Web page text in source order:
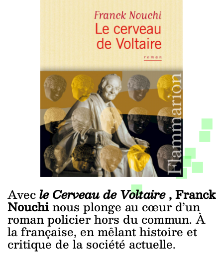
Avecle Cerveau de Voltaire, Franck
Nouchinous plonge au cœur d’un
roman policier hors du commun. À
la française, en mêlant histoire et
critique de la société actuelle.